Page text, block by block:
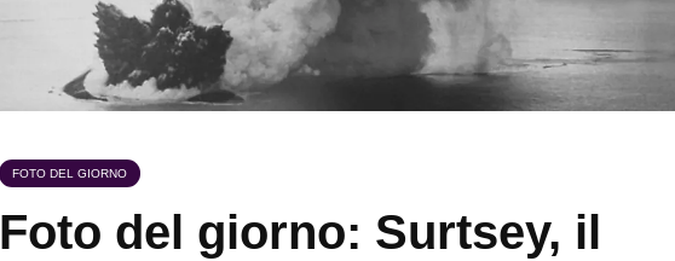
FOTO DEL GIORNO
Foto del giorno: Surtsey, il